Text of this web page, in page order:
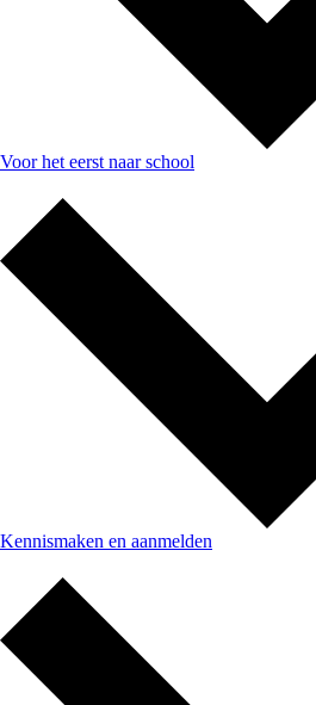
Voor het eerst naar school
Kennismaken en aanmelden